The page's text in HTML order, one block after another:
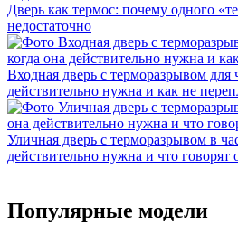
Дверь как термос: почему одного
недостаточно
Входная дверь с терморазрывом для
действительно нужна и как не
Уличная дверь с терморазрывом в
действительно нужна и что говорят
Популярные модели